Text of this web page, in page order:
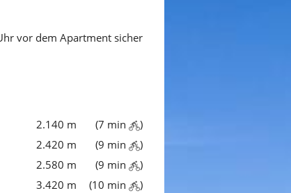
vor dem Apartment sicher
2.140 m (7 min
)
2.420 m (9 min
)
2.580 m (9 min
)
3.420 m (10 min )